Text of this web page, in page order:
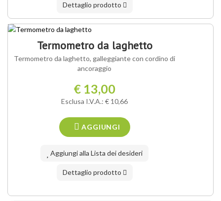
Dettaglio prodotto
Termometro da laghetto
Termometro da laghetto, galleggiante con cordino di
ancoraggio
€ 13,00
Esclusa I.V.A.: € 10,66
AGGIUNGI
Aggiungi alla Lista dei desideri
Dettaglio prodotto